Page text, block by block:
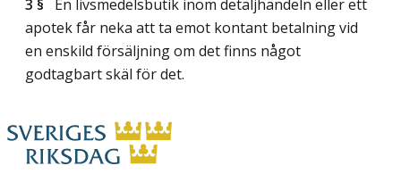
3 § En livsmedelsbutik inom detaljhandeln eller ett
apotek får neka att ta emot kontant betalning vid
en enskild försäljning om det finns något
godtagbart skäl för det.